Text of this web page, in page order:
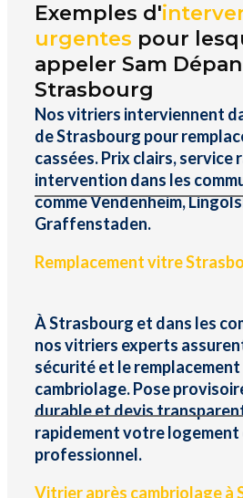
Exemples d'
urgentes pour
appeler Sam
Strasbourg
Nos vitriers interviennent
de Strasbourg pour
cassées. Prix clairs, service
intervention dans les
comme Vendenheim,
Graffenstaden.
Remplacement vitre
À Strasbourg et dans les
nos vitriers experts
sécurité et le
cambriolage. Pose
durable et devis
rapidement votre logement
professionnel.
Vitrier après cambriolage à